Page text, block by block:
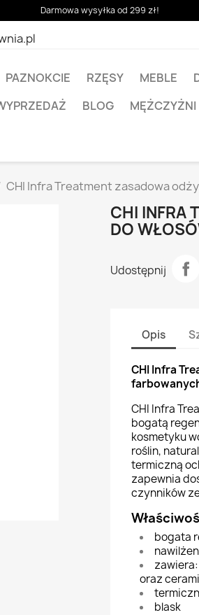
Darmowa wysyłka od 299 zł!
PAZNOKCIE RZĘSY MEBLE
BLOG MĘŻCZYŻNI
CHI Infra Treatment zasadowa
CHI INFRA
DO
Udostępnij
Opis
CHI Infra
CHI Infra
bogatą
kosmetyku
roślin,
termiczną
zapewnia
czynników
bogata
oraz
blask